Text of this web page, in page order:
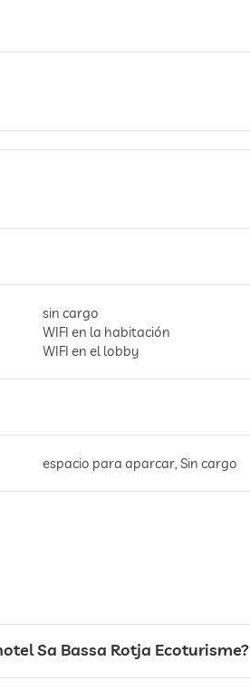
sin cargo
WIFI en la habitación
WIFI en el lobby
espacio para aparcar, Sin cargo
Sa Bassa Rotja Ecoturisme?